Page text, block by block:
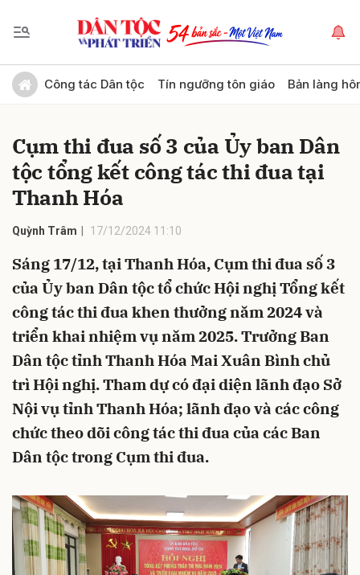
Công tác Dân tộc Tín ngưỡng tôn giáo Bản làng
Cụm thi đua số 3 của Ủy ban Dân
tộc tổng kết công tác thi đua tại
Thanh Hóa
Quỳnh Trâm 17/12/2024 11:10
Sáng 17/12, tại Thanh Hóa, Cụm thi đua số 3
của Ủy ban Dân tộc tổ chức Hội nghị Tổng kết
công tác thi đua khen thưởng năm 2024 và
triển khai nhiệm vụ năm 2025. Trưởng Ban
Dân tộc tỉnh Thanh Hóa Mai Xuân Bình chủ
trì Hội nghị. Tham dự có đại diện lãnh đạo Sở
Nội vụ tỉnh Thanh Hóa; lãnh đạo và các công
chức theo dõi công tác thi đua của các Ban
Dân tộc trong Cụm thi đua.
Gửi bình luận